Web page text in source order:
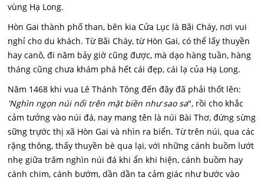
vùng Hạ Long.
Hòn Gai thành phố than, bên kia Cửa Lục là Bãi Cháy, nơi vui
nghỉ cho du khách. Từ Bãi Cháy, từ Hòn Gai, có thể lấy thuyền
hay canô, đi năm bảy giờ cũng được, mà dạo hàng tuần, hàng
tháng cũng chưa khám phá hết cái đẹp, cái lạ của Hạ Long.
Năm 1468 khi vua Lê Thánh Tông đến đây đã phải thốt lên:
'Nghìn ngọn núi nổi trên mặt biền như sao sa", rồi cho khắc
cảm tưởng vào núi đá, nay mang tên là núi Bài Thơ, đứng sừng
sững trựớc thị xã Hòn Gai và nhìn ra biển. Từ trên núi, qua các
rặng thông, thấy thuyền bè qua lại, với những cánh buồm lướt
nhẹ giữa trăm nghìn núi đá khi ẩn khi hiện, cánh buồm hay
cánh chim, cánh bướm, dần dần ta cảm giác như bước vào